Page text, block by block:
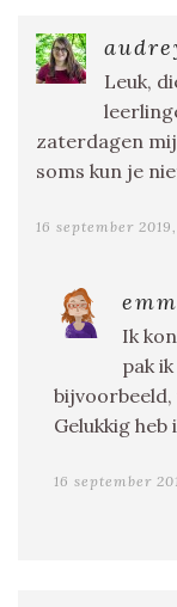
Leuk,
zaterdagen
soms kun je
16 september
Ik
pak
Gelukkig
16 september